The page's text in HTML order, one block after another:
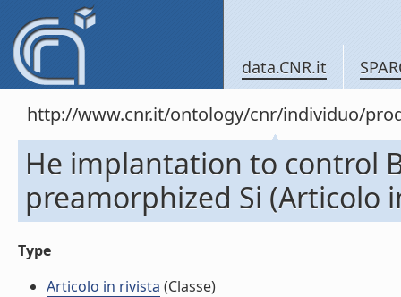
data.CNR.it
http://www.cnr.it/ontology/cnr/individuo/
He implantation to control
preamorphized Si (Articolo
Type
Articolo in rivista (Classe)